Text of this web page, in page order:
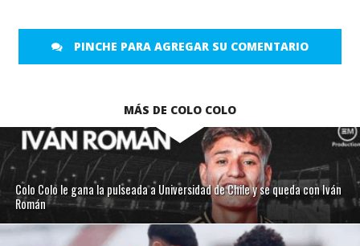
PINCHE PARA AGREGAR SU COMENTARIO
MÁS DE COLO COLO
Colo Colo le gana la pulseada a Universidad de Chile y se queda con Iván
Román